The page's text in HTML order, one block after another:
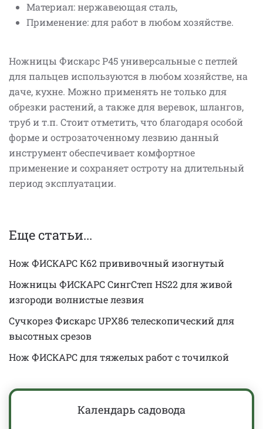
Материал: нержавеющая сталь,
Применение: для работ в любом хозяйстве.
Ножницы Фискарс P45 универсальные с петлей
для пальцев используются в любом хозяйстве, на
даче, кухне. Можно применять не только для
обрезки растений, а также для веревок, шлангов,
труб и т.п. Стоит отметить, что благодаря особой
форме и острозаточенному лезвию данный
инструмент обеспечивает комфортное
применение и сохраняет остроту на длительный
период эксплуатации.
Еще статьи...
Нож ФИСКАРС К62 прививочный изогнутый
Ножницы ФИСКАРС СингСтеп HS22 для живой
изгороди волнистые лезвия
Сучкорез Фискарс UPX86 телескопический для
высотных срезов
Нож ФИСКАРС для тяжелых работ с точилкой
Календарь садовода